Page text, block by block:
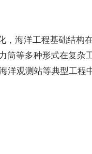
洋工程基础结构
等多种形式在复杂
观测站等典型工程